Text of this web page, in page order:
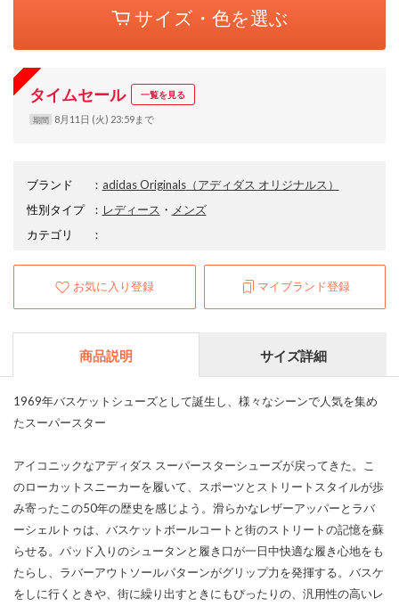
サイズ・色を選ぶ
タイムセール 一覧を見る
期間 8月11日 (火) 23:59まで
ブランド ： adidas Originals（アディダス オリジナルス）
性別タイプ
： レディース ・ メンズ
カテゴリ
：
お気に入り登録 マイブランド登録
商品説明 サイズ詳細
1969年バスケットシューズとして誕生し、様々なシーンで人気を集め
たスーパースター
アイコニックなアディダス スーパースターシューズが戻ってきた。こ
のローカットスニーカーを履いて、スポーツとストリートスタイルが歩
み寄ったこの50年の歴史を感じよう。滑らかなレザーアッパーとラバ
ーシェルトゥは、バスケットボールコートと街のストリートの記憶を蘇
らせる。パッド入りのシュータンと履き口が一日中快適な履き心地をも
たらし、ラバーアウトソールパターンがグリップ力を発揮する。バスケ
をしに行くときや、街に繰り出すときにもぴったりの、汎用性の高いレ